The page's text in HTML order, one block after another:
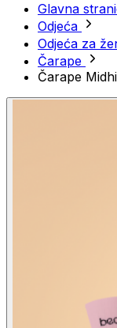
Glavna
Odjeća
Odjeća za
Čarape
Čarape